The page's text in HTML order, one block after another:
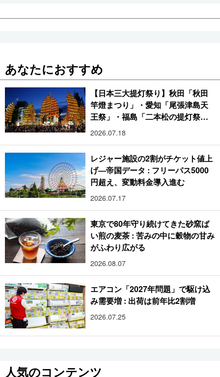
あなたにおすすめ
【日本三大提灯祭り】秋田「秋田
竿燈まつり」・愛知「尾張津島天
王祭」・福島「二本松の提灯祭
り」:おびただしい灯火が夜空を照
2026.07.18
レジャー施設の2割がチケット値上
げ―帝国データ : フリーパス5000
円超え、変動料金導入進む
2026.07.17
東京で80年守り続けてきた砂窯ば
い煎の麦茶 : 苦みの中に穀物の甘み
がふわり広がる
2026.08.07
エアコン「2027年問題」で駆け込
み需要増 : 出荷は前年比2割増
2026.07.25
人気のコンテンツ